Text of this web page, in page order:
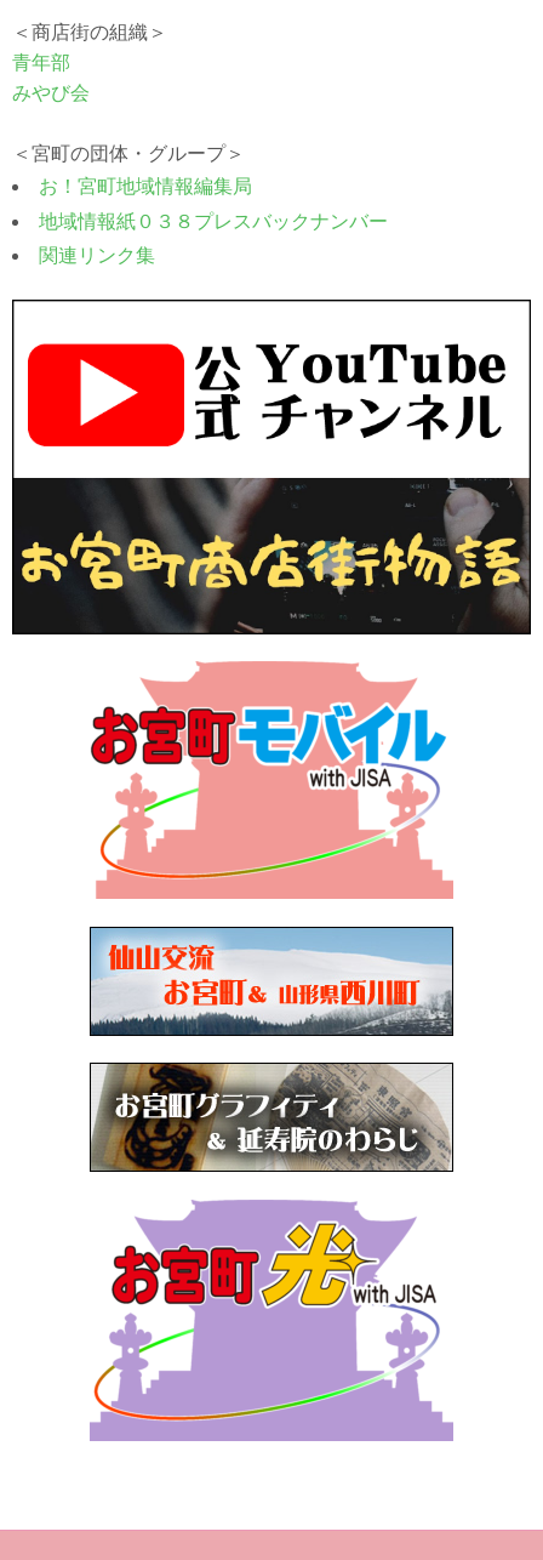
＜商店街の組織＞
青年部
みやび会
＜宮町の団体・グループ＞
お！宮町地域情報編集局
地域情報紙０３８プレスバックナンバー
関連リンク集